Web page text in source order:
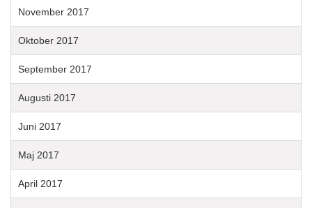
November 2017
Oktober 2017
September 2017
Augusti 2017
Juni 2017
Maj 2017
April 2017